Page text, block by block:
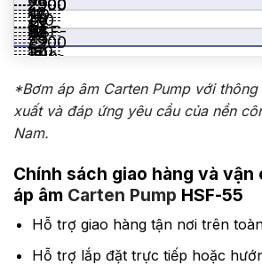
38
–
51
2900
63
–
–
51
25
7.5
2900
63
–
51
2900
51
–
110
52
30
2900
76
–
11.0
2900
–
63
HSF-
150
42
15.0
2900
–
63
42
50
15.0
2900
76
–
63
9
185
80
42
2900
76
–
63
52
18.5
2900
76
63
*Bơm áp âm Carten Pump với
xuất và đáp ứng yêu cầu của nền
Nam.
Chính sách giao hàng và vận
áp âm Carten Pump HSF-55
Hỗ trợ giao hàng tận nơi trên
Hỗ trợ lắp đặt trực tiếp hoặc